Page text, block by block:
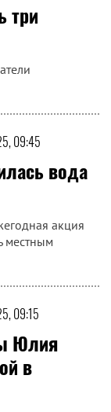
три
09:45
вода
акция
местным
09:15
Юлия
в